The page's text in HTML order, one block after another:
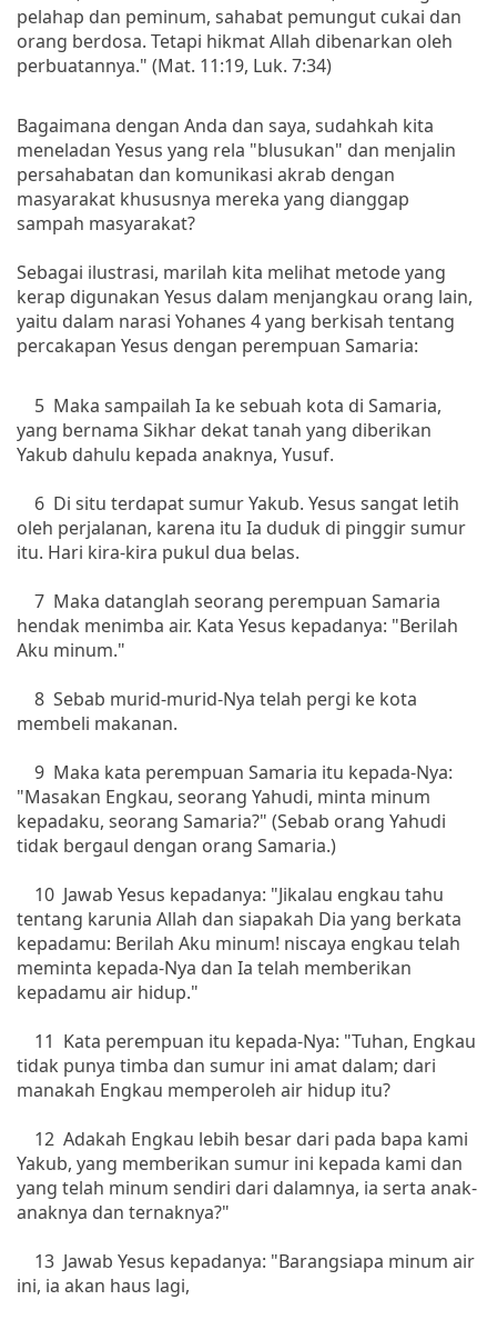
pelahap dan peminum, sahabat pemungut cukai dan
orang berdosa. Tetapi hikmat Allah dibenarkan oleh
perbuatannya." (Mat. 11:19, Luk. 7:34)
Bagaimana dengan Anda dan saya, sudahkah kita
meneladan Yesus yang rela "blusukan" dan menjalin
persahabatan dan komunikasi akrab dengan
masyarakat khususnya mereka yang dianggap
sampah masyarakat?
Sebagai ilustrasi, marilah kita melihat metode yang
kerap digunakan Yesus dalam menjangkau orang lain,
yaitu dalam narasi Yohanes 4 yang berkisah tentang
percakapan Yesus dengan perempuan Samaria:
5 Maka sampailah Ia ke sebuah kota di Samaria,
yang bernama Sikhar dekat tanah yang diberikan
Yakub dahulu kepada anaknya, Yusuf.
6 Di situ terdapat sumur Yakub. Yesus sangat letih
oleh perjalanan, karena itu Ia duduk di pinggir sumur
itu. Hari kira-kira pukul dua belas.
7 Maka datanglah seorang perempuan Samaria
hendak menimba air. Kata Yesus kepadanya: "Berilah
Aku minum."
8 Sebab murid-murid-Nya telah pergi ke kota
membeli makanan.
9 Maka kata perempuan Samaria itu kepada-Nya:
"Masakan Engkau, seorang Yahudi, minta minum
kepadaku, seorang Samaria?" (Sebab orang Yahudi
tidak bergaul dengan orang Samaria.)
10 Jawab Yesus kepadanya: "Jikalau engkau tahu
tentang karunia Allah dan siapakah Dia yang berkata
kepadamu: Berilah Aku minum! niscaya engkau telah
meminta kepada-Nya dan Ia telah memberikan
kepadamu air hidup."
11 Kata perempuan itu kepada-Nya: "Tuhan, Engkau
tidak punya timba dan sumur ini amat dalam; dari
manakah Engkau memperoleh air hidup itu?
12 Adakah Engkau lebih besar dari pada bapa kami
Yakub, yang memberikan sumur ini kepada kami dan
yang telah minum sendiri dari dalamnya, ia serta anak-
anaknya dan ternaknya?"
13 Jawab Yesus kepadanya: "Barangsiapa minum air
ini, ia akan haus lagi,